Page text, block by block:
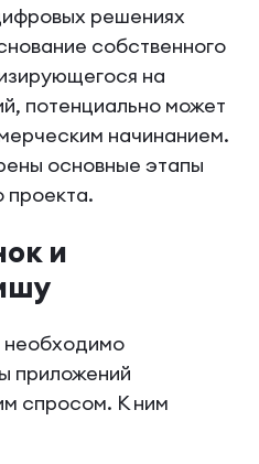
решениях
собственного
на
потенциально может
начинанием.
основные этапы
проекта.
и
необходимо
приложений
спросом. К ним